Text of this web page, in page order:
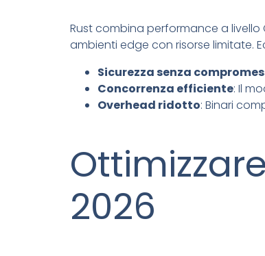
Rust combina performance a
ambienti edge con risorse limitate.
Sicurezza senza
Concorrenza efficiente: Il
Overhead ridotto: Binari
2026